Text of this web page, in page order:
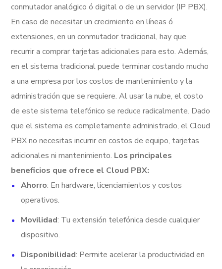
conmutador analógico ó digital o de un servidor (IP PBX).
En caso de necesitar un crecimiento en líneas ó
extensiones, en un conmutador tradicional, hay que
recurrir a comprar tarjetas adicionales para esto. Además,
en el sistema tradicional puede terminar costando mucho
a una empresa por los costos de mantenimiento y la
administración que se requiere. Al usar la nube, el costo
de este sistema telefónico se reduce radicalmente. Dado
que el sistema es completamente administrado, el Cloud
PBX no necesitas incurrir en costos de equipo, tarjetas
adicionales ni mantenimiento. Los principales
beneficios que ofrece el Cloud PBX:
Ahorro: En hardware, licenciamientos y costos
operativos.
Movilidad: Tu extensión telefónica desde cualquier
dispositivo.
Disponibilidad: Permite acelerar la productividad en